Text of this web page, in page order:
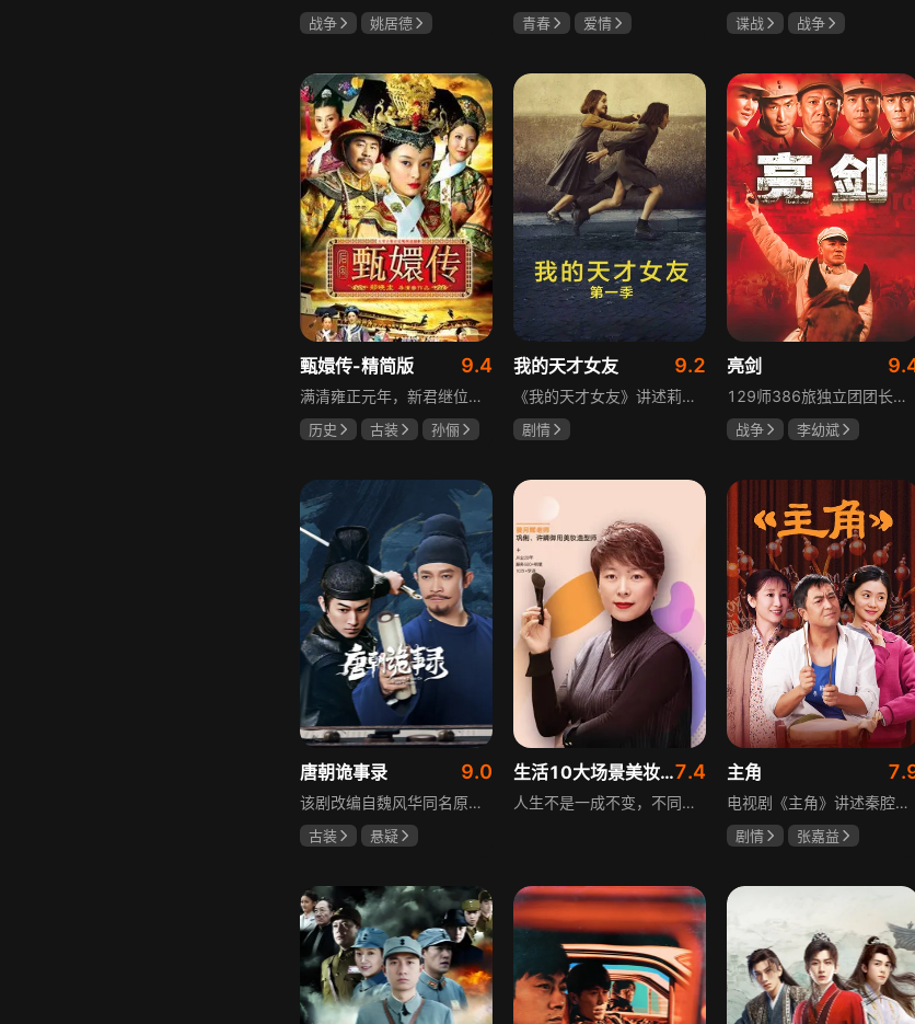
战争
姚居德
青春
爱情
谍战
战争
甄嬛传-精简版 9.4
满清雍正元年，新君继位后朝堂看似祥和实则暗流涌动，后宫华妃与皇后分庭抗礼，各方势力裹挟其中凶险异常，太后主持选秀拉开帷幕，大理寺少卿甄远道长女甄嬛意外得雍正赏识步入皇宫，在皇后与华妃的夹击下，甄嬛小心周旋忍辱负重，不得不用智慧保护自己，一次次卷入残酷宫闱斗争。
历史 古装
孙俪
我的天才女友 9.2
《我的天才女友》讲述莉拉和莱侬这对好朋友的童年与少年时代。故事从友情开始，描绘女性友情的微妙变化——她们相互支持、妒忌和猜疑，又不断向外拓展，在与外部世界的试探中为自己塑形。莉拉聪明漂亮，莱侬羡慕她的天赋与决断力，两人都视对方为隐秘镜子，暗暗角力，展现女性成长中的复杂关系与自我探寻。
剧情
亮剑
129师386旅独立团团长李云龙敢想敢干、不按规矩办事，脾气火爆性格直爽，带领独立团展现出敢于拼杀的劲头，接连击败坂田连队、山崎大队、山本部队，名声大噪却因屡次犯规遭贬斥。抗战时期他与国军358团团长楚云飞惺惺相惜，徐蚌会战中一较高下双双重伤，养病期间李云龙与护士田雨相恋，两人及亲人战友历经国家沧桑巨变。
战争
李幼斌
唐朝诡事录 9.0
该剧改编自魏风华同名原著，讲述繁华大唐盛世下发生的一系列奇闻异事。长安金吾卫中郎将卢凌风与狄公亲传弟子苏无名携手，共破《长安红茶》《石桥图》等九个诡异案件，从新娘失踪案到宫廷秘闻，从朝堂到乡间，他们在破案过程中相互了解，逐渐成长，共同守护苍生，担负起挽救社稷于危急的使命。
古装
悬疑
生活10大场景美妆秘籍7.4
人生不是一成不变，不同的场合不同的角色，适宜的妆容造型往往能帮助人们建立自信、破冰社交，开启一个良好开端，做到事半功倍。姜月辉老师亲自打造的《10大生活场景角色妆容课程》，将针对不同的生活场景和角色需求，教授相应的妆容造型技巧，让学员轻松驾驭每个人生角色，打造出适合自己的妆容，提升个人形象和气质。
主角
电视剧《主角》讲述秦腔名伶忆秦娥阴差阳错被舅舅胡三元带入剧团，历经近半个世纪兴衰起伏，从牧羊女成长为一代秦腔名伶的故事，剧集以秦腔发展为脉络映射大历史起落，反映中国社会四十年变迁中普通人的情感生活与命运，展现传统艺术传承与时代变迁的交织。
剧情
张嘉益